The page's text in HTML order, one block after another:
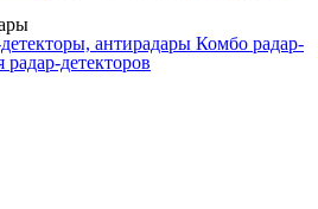
антирадары Комбо радар-
детекторов